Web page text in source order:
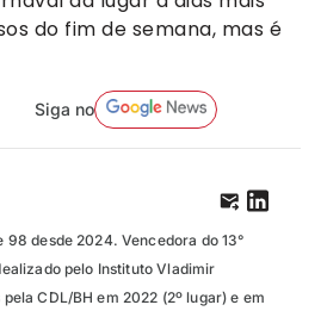
do fim de semana, mas é
Siga no
desde 2024. Vencedora do 13°
pelo Instituto Vladimir
CDL/BH em 2022 (2º lugar) e em